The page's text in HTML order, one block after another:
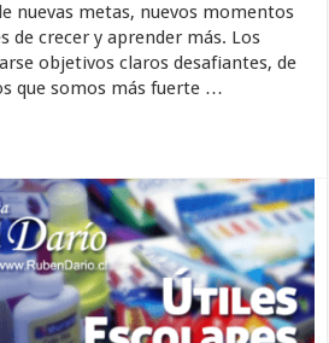
nuevas metas, nuevos momentos
de crecer y aprender más. Los
objetivos claros desafiantes, de
que somos más fuerte …